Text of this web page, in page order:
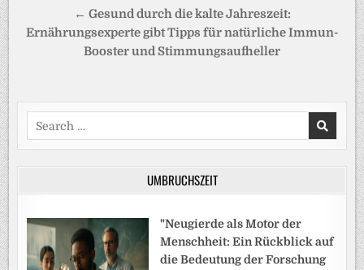
← Gesund durch die kalte Jahreszeit:
Ernährungsexperte gibt Tipps für natürliche Immun-
Booster und Stimmungsaufheller
Search
for:
UMBRUCHSZEIT
"Neugierde als Motor der
Menschheit: Ein Rückblick auf
die Bedeutung der Forschung